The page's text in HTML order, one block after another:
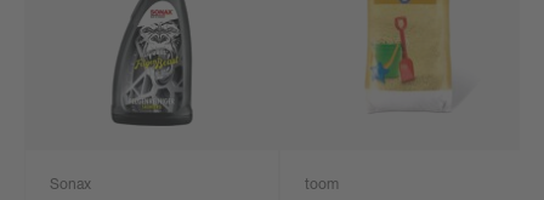
Sonax toom